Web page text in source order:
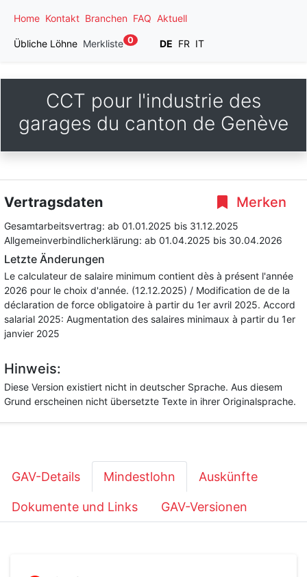
Home Kontakt Branchen FAQ Aktuell
Übliche Löhne Merkliste 0 DE FR IT
CCT pour l'industrie des
garages du canton de Genève
Merken
Vertragsdaten
Gesamtarbeitsvertrag: ab 01.01.2025 bis 31.12.2025
Allgemeinverbindlicherklärung: ab 01.04.2025 bis 30.04.2026
Letzte Änderungen
Le calculateur de salaire minimum contient dès à présent l'année
2026 pour le choix d'année. (12.12.2025) / Modification de de la
déclaration de force obligatoire à partir du 1er avril 2025. Accord
salarial 2025: Augmentation des salaires minimaux à partir du 1er
janvier 2025
Hinweis:
Diese Version existiert nicht in deutscher Sprache. Aus diesem
Grund erscheinen nicht übersetzte Texte in ihrer Originalsprache.
GAV-Details Mindestlohn Auskünfte
Dokumente und Links GAV-Versionen